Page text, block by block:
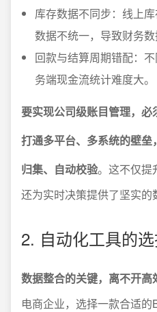
库存数据不同步：线上
数据不统一，导致财务数
回款与结算周期错配：
务端现金流统计难度大。
要实现公司级账目管理，必
打通多平台、多系统的壁
归集、自动校验。这不仅提
还为实时决策提供了坚实的
2. 自动化工具的
数据整合的关键，离不开高
电商企业，选择一款合适